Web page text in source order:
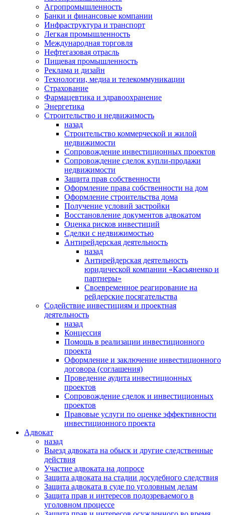
Агропромышленность
Банки и финансовые компании
Инфраструктура и транспорт
Легкая промышленность
Международная торговля
Нефтегазовая отрасль
Пищевая промышленность
Реклама и дизайн
Технологии, медиа и телекоммуникации
Страхование
Фармацевтика и здравоохранение
Энергетика
Строительство и недвижимость
назад
Строительство коммерческой и жилой
недвижимости
Сопровождение инвестиционных проектов
Сопровождение сделок купли-продажи
недвижимости
Защита прав собственности
Оформление права собственности на дом
Оформление строительства дома
Получение условий застройки
Восстановление документов адвокатом
Оценка рисков инвестиций
Сделки с недвижимостью
Антирейдерская деятельность
назад
Антирейдерская деятельность
юридической компании «Касьяненко и
партнеры»
Своевременное реагирование на
рейдерские посягательства
Содействие инвестициям и проектная
деятельность
назад
Концессия
Помощь в реализации инвестиционного
проекта
Оформление и заключение инвестиционного
договора (соглашения)
Проведение аудита инвестиционных
проектов
Сопровождение сделок и инвестиционных
проектов
Правовые услуги по оценке эффективности
инвестиционного проекта
Адвокат
назад
Выезд адвоката на обыск и другие следственные
действия
Участие адвоката на допросе
Защита адвоката на стадии досудебного следствия
Защита адвоката в суде по уголовным делам
Защита прав и интересов подозреваемого в
уголовном процессе